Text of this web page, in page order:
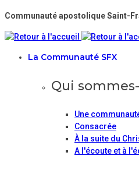
Communauté apostolique Saint-
La Communauté SFX
Qui
Une
Consacrée
À la suite du
A l'écoute et à